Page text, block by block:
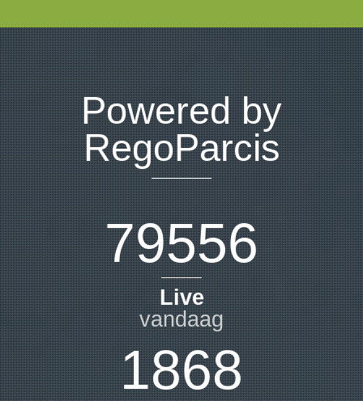
Powered by
RegoParcis
79556
Live
vandaag
1868